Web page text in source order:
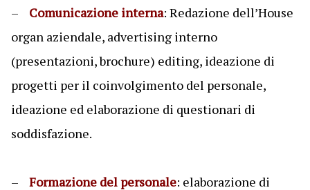
– Comunicazione interna: Redazione dell’House
organ aziendale, advertising interno
(presentazioni, brochure) editing, ideazione di
progetti per il coinvolgimento del personale,
ideazione ed elaborazione di questionari di
soddisfazione.
– Formazione del personale: elaborazione di